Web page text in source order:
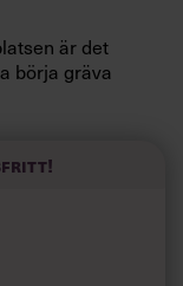
är det
börja gräva